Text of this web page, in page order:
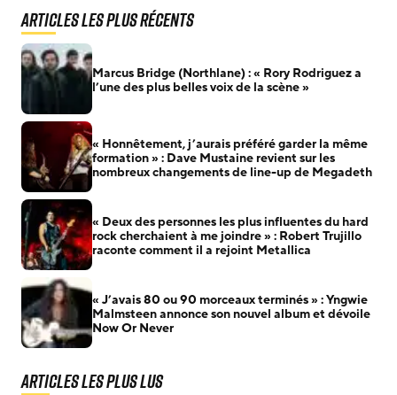
Articles les plus récents
Marcus Bridge (Northlane) : « Rory Rodriguez a
l’une des plus belles voix de la scène »
« Honnêtement, j’aurais préféré garder la même
formation » : Dave Mustaine revient sur les
nombreux changements de line-up de Megadeth
« Deux des personnes les plus influentes du hard
rock cherchaient à me joindre » : Robert Trujillo
raconte comment il a rejoint Metallica
« J’avais 80 ou 90 morceaux terminés » : Yngwie
Malmsteen annonce son nouvel album et dévoile
Now Or Never
Articles les plus lus